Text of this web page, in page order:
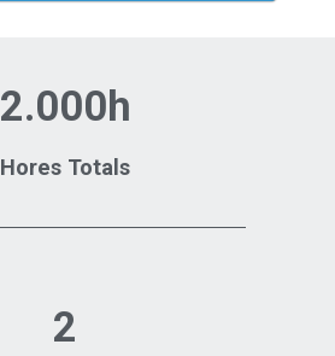
2.000h
Hores Totals
2